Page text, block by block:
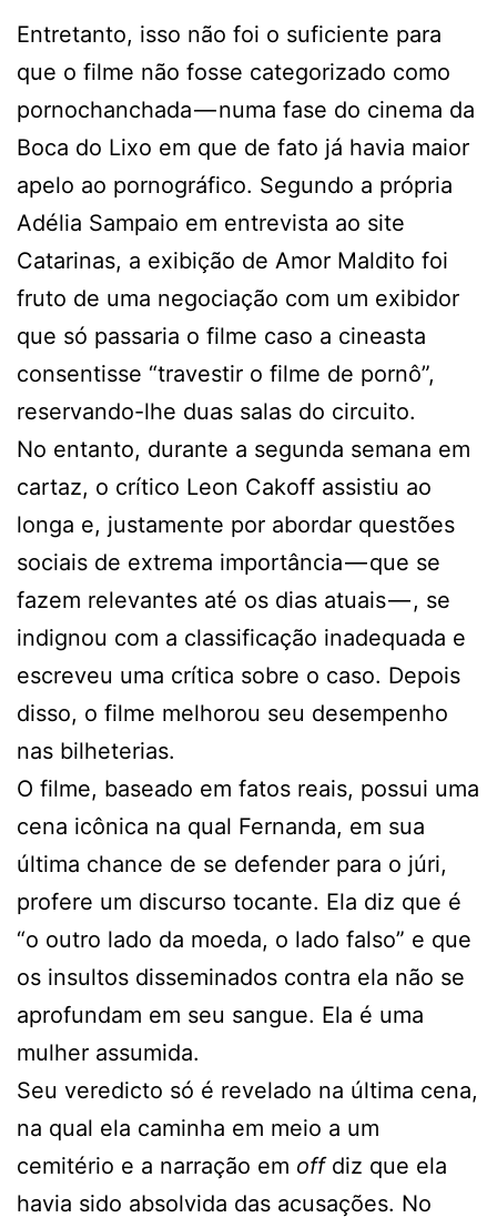
Entretanto, isso não foi o suficiente para
que o filme não fosse categorizado como
pornochanchada — numa fase do cinema da
Boca do Lixo em que de fato já havia maior
apelo ao pornográfico. Segundo a própria
Adélia Sampaio em entrevista ao site
Catarinas, a exibição de Amor Maldito foi
fruto de uma negociação com um exibidor
que só passaria o filme caso a cineasta
consentisse “travestir o filme de pornô”,
reservando-lhe duas salas do circuito.
No entanto, durante a segunda semana em
cartaz, o crítico Leon Cakoff assistiu ao
longa e, justamente por abordar questões
sociais de extrema importância — que se
fazem relevantes até os dias atuais — , se
indignou com a classificação inadequada e
escreveu uma crítica sobre o caso. Depois
disso, o filme melhorou seu desempenho
nas bilheterias.
O filme, baseado em fatos reais, possui uma
cena icônica na qual Fernanda, em sua
última chance de se defender para o júri,
profere um discurso tocante. Ela diz que é
“o outro lado da moeda, o lado falso” e que
os insultos disseminados contra ela não se
aprofundam em seu sangue. Ela é uma
mulher assumida.
Seu veredicto só é revelado na última cena,
na qual ela caminha em meio a um
cemitério e a narração em offdiz que ela
havia sido absolvida das acusações. No